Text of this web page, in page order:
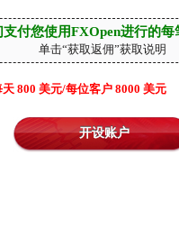
支付您使用FXOpen进行的每
单击“获取返佣”获取说明
800 美元/每位客户 8000 美元
开设账户